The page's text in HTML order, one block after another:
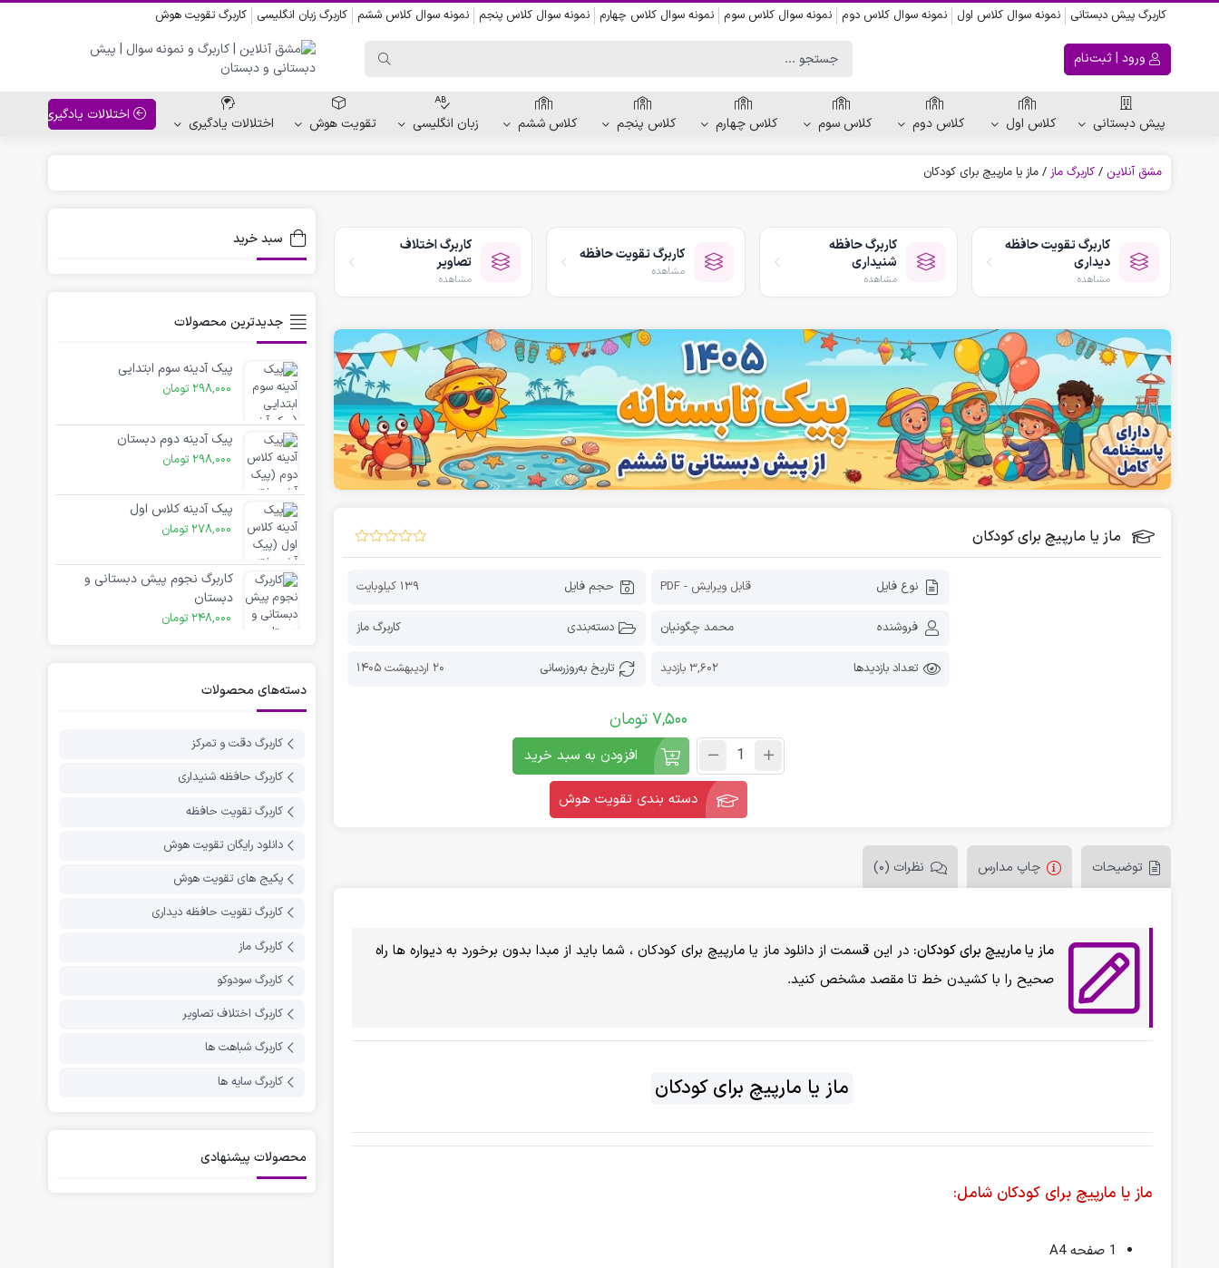
کاربرگ پیش دبستانی نمونه سوال کلاس اول نمونه سوال کلاس دوم نمونه سوال کلاس سوم نمونه سوال کلاس چهارم نمونه سوال کلاس پنجم نمونه سوال کلاس ششم کاربرگ زبان انگلیسی کاربرگ تقویت هوش
ورود | ثبت‌نام
پیش دبستانی
کاربرگ اعداد
کاربرگ تقارن ، قرینه
الگویابی پیش دبستانی
کاربرگ نقاشی و رنگ آمیزی
کاربرگ پیش از نوشتن
کاربرگ نقطه چین حروف الفبا
کاربرگ نقاشی نشانه ها
کاربرگ مناسبت ها
پکیج های پیش دبستانی
کتاب پیش دبستانی
فلش کارت آموزشی
دانلود رایگان کاربرگ پیش دبستانی
کاربرگ هفتگی پیش دبستانی
کلاس اول کلاس دوم کلاس سوم کلاس چهارم کلاس پنجم کلاس ششم زبان انگلیسی تقویت هوش اختلالات یادگیری اختلالات یادگیری
مشق آنلاین /کاربرگ ماز /ماز یا مارپیچ برای کودکان
کاربرگ تقویت حافظه
دیداری
مشاهده
کاربرگ حافظه
شنیداری
مشاهده
کاربرگ تقویت حافظه
مشاهده
کاربرگ اختلاف
تصاویر
مشاهده
ماز یا مارپیچ برای کودکان
نوع فایل قابل ویرایش - PDF حجم فایل 139 کیلوبایت
فروشنده محمد چگونیان دسته‌بندی کاربرگ ماز
تعداد بازدیدها 3,602 بازدید تاریخ به‌روز‌رسانی 20 اردیبهشت 1405
7,500تومان
افزودن به سبد خرید
دسته بندی تقویت هوش
توضیحات چاپ مدارس نظرات (0)
ماز یا مارپیچ برای کودکان: در این قسمت از دانلود ماز یا مارپیچ برای کودکان ، شما باید از مبدا بدون برخورد به دیواره ها راه
صحیح را با کشیدن خط تا مقصد مشخص کنید.
ماز یا مارپیچ برای کودکان
ماز یا مارپیچ برای کودکان شامل:
1 صفحه A4
سبد خرید
جدیدترین محصولات
پیک آدینه سوم ابتدایی
298,000 تومان
پیک آدینه دوم دبستان
298,000 تومان
پیک آدینه کلاس اول
278,000 تومان
کاربرگ نجوم پیش دبستانی و
دبستان
248,000 تومان
دسته‌های محصولات
کاربرگ دقت و تمرکز
کاربرگ حافظه شنیداری
کاربرگ تقویت حافظه
دانلود رایگان تقویت هوش
پکیج های تقویت هوش
کاربرگ تقویت حافظه دیداری
کاربرگ ماز
کاربرگ سودوکو
کاربرگ اختلاف تصاویر
کاربرگ شباهت ها
کاربرگ سایه ها
محصولات پیشنهادی